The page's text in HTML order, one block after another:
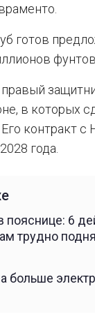
готов
в которых
контракт
года.
пояснице: 6
трудно
больше